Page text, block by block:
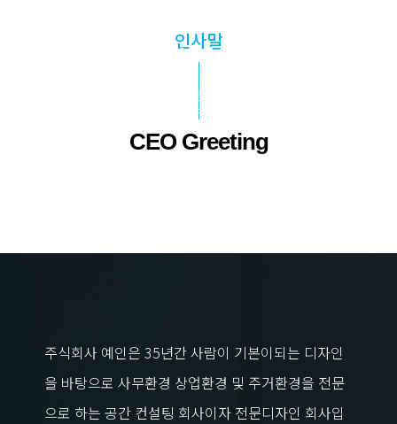
회사소개
사용자를 위한 맞춤형 공간,
(주)예인이 한발 앞서 준비합니다.
인사말
CEO Greeting
주식회사 예인은 35년간 사람이 기본이되는 디자인
을 바탕으로 사무환경 상업환경 및 주거환경을 전문
으로 하는 공간 컨설팅 회사이자 전문디자인 회사입